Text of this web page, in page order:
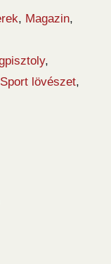
, Magazin,
,
Sport lövészet,